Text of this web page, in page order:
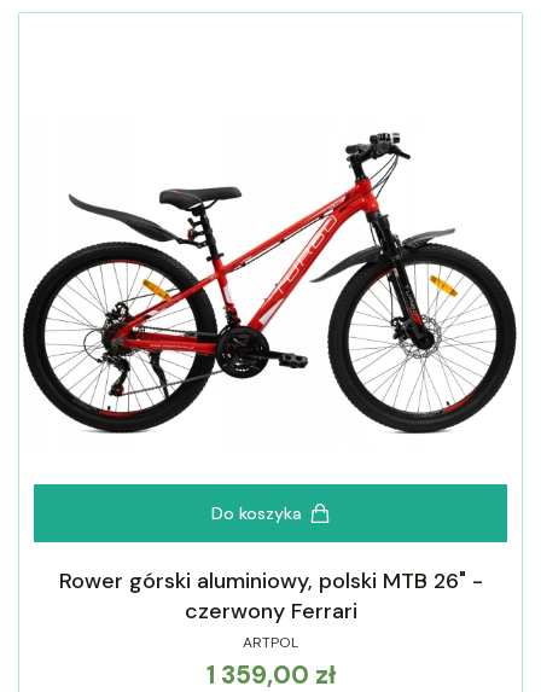
Do koszyka
Rower górski aluminiowy, polski MTB 26" -
czerwony Ferrari
ARTPOL
Cena
1 359,00 zł